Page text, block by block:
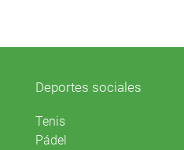
Deportes sociales
Tenis
Pádel